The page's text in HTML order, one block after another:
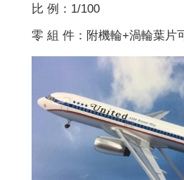
比 例：1/100
零 組 件：附機輪+渦輪葉片